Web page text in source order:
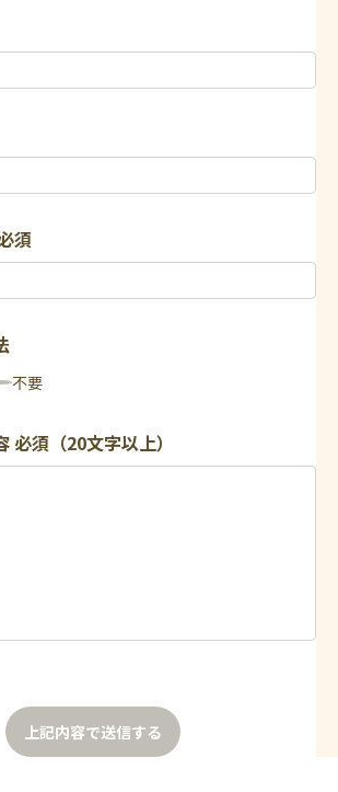
須
不要
必須（20文字以上）
上記内容で送信する